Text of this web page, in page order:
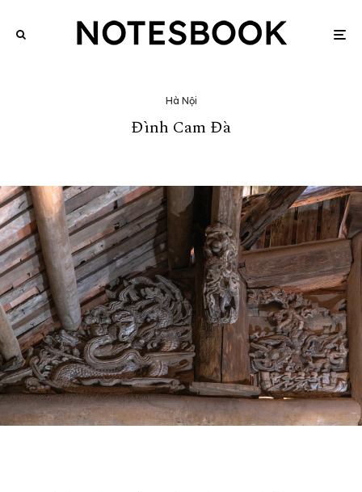
Hà Nội
Đình Cam Đà